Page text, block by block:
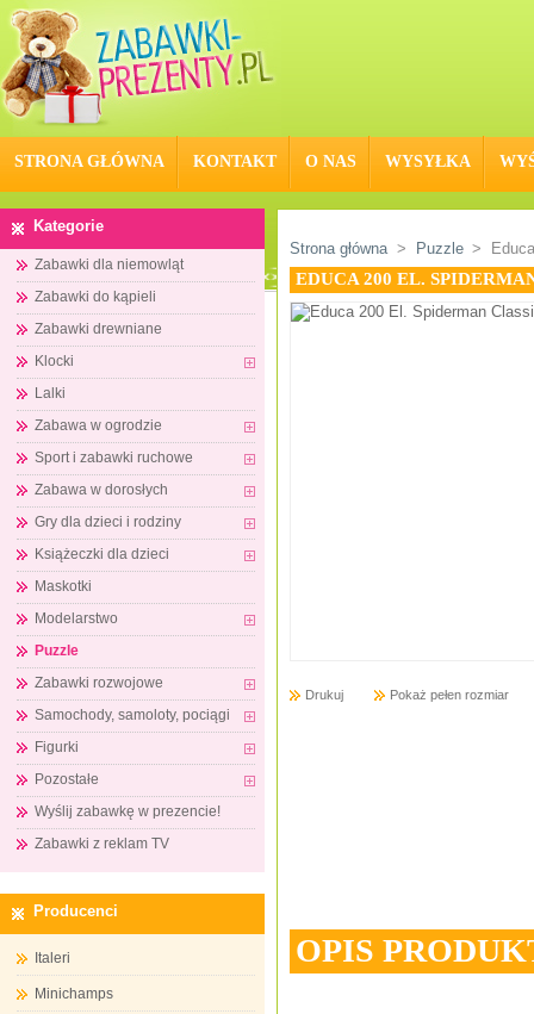
STRONA GŁÓWNA KONTAKT O NAS WYSYŁKA
Kategorie
Zabawki dla niemowląt
Zabawki do kąpieli
Zabawki drewniane
Klocki
Lalki
Zabawa w ogrodzie
Sport i zabawki ruchowe
Zabawa w dorosłych
Gry dla dzieci i rodziny
Książeczki dla dzieci
Maskotki
Modelarstwo
Puzzle
Zabawki rozwojowe
Samochody, samoloty, pociągi
Figurki
Pozostałe
Wyślij zabawkę w prezencie!
Zabawki z reklam TV
Producenci
Italeri
Minichamps
Strona główna > Puzzle >
EDUCA 200 EL.
Drukuj Pokaż pełen rozmiar
OPIS